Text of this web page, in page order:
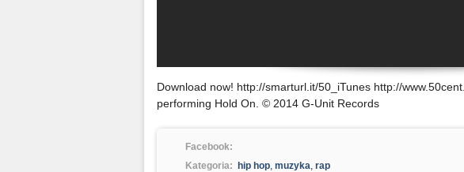
Download now! http://smarturl.it/50_iTunes http://
performing Hold On. © 2014 G-Unit Records
Facebook:
Kategoria:
hip hop, muzyka, rap